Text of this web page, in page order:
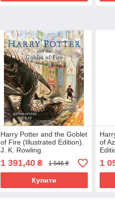
Harry Potter and the Goblet
of Fire (Illustrated Edition).
J. K. Rowling
1 391,40₴ 1 546 ₴
Купити
of
1